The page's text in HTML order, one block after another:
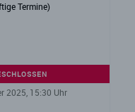
Termine)
2025, 15:30 Uhr